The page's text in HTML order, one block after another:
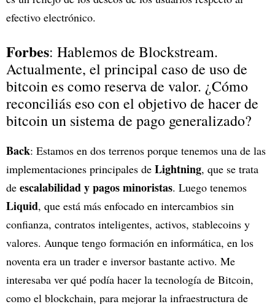
efectivo electrónico.
Forbes: Hablemos de Blockstream.
Actualmente, el principal caso de uso de
bitcoin es como reserva de valor. ¿Cómo
reconciliás eso con el objetivo de hacer de
bitcoin un sistema de pago generalizado?
Back: Estamos en dos terrenos porque tenemos una de las
implementaciones principales de Lightning, que se trata
de escalabilidad y pagos minoristas. Luego tenemos
Liquid, que está más enfocado en intercambios sin
confianza, contratos inteligentes, activos, stablecoins y
valores. Aunque tengo formación en informática, en los
noventa era un trader e inversor bastante activo. Me
interesaba ver qué podía hacer la tecnología de Bitcoin,
como el blockchain, para mejorar la infraestructura de